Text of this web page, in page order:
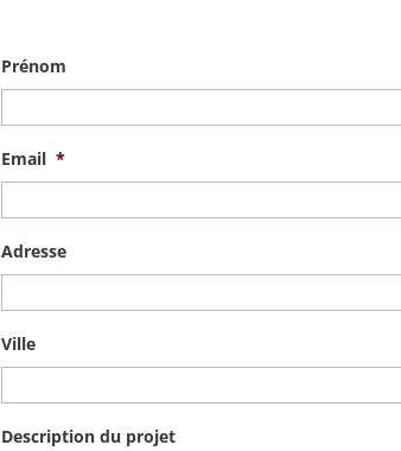
Prénom
Email *
Adresse
Ville
Description du projet